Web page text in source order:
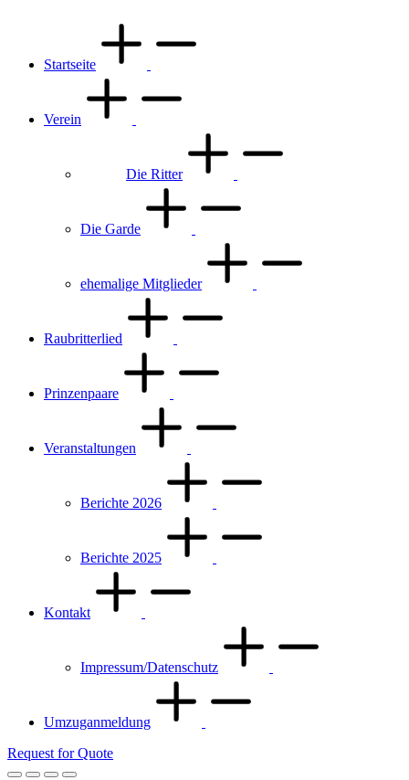
Startseite
Verein
Die Ritter
Die Garde
ehemalige Mitglieder
Raubritterlied
Prinzenpaare
Veranstaltungen
Berichte 2026
Berichte 2025
Kontakt
Impressum/Datenschutz
Umzuganmeldung
Request for Quote